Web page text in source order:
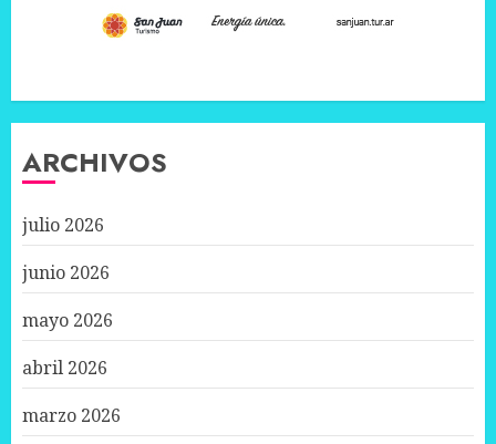
ARCHIVOS
julio 2026
junio 2026
mayo 2026
abril 2026
marzo 2026